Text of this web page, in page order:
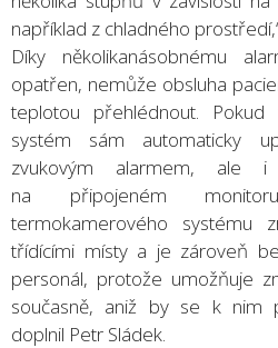
například z chladného
Díky několikanásobnému
opatřen, nemůže obsluha
teplotou přehlédnout. Pokud
systém sám automaticky
zvukovým alarmem, ale
na připojeném
termokamerového systému
třídícími místy a je zároveň
personál, protože umožňuje
současně, aniž by se k nim
doplnil Petr Sládek.